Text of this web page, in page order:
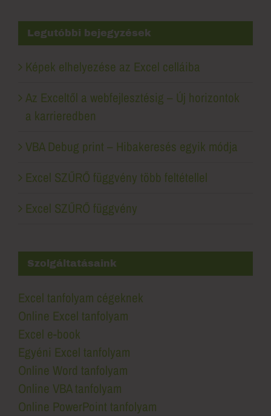
Legutóbbi bejegyzések
Képek elhelyezése az Excel celláiba
Az Exceltől a webfejlesztésig – Új horizontok
a karrieredben
VBA Debug print – Hibakeresés egyik módja
Excel SZŰRŐ függvény több feltétellel
Excel SZŰRŐ függvény
Szolgáltatásaink
Excel tanfolyam cégeknek
Online Excel tanfolyam
Excel e-book
Egyéni Excel tanfolyam
Online Word tanfolyam
Online VBA tanfolyam
Online PowerPoint tanfolyam